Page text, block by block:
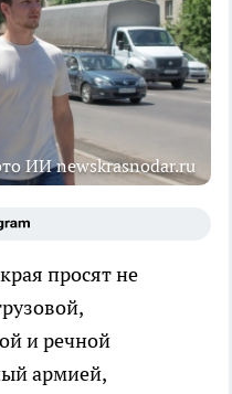
ИИ newskrasnodar.ru
просят не
и речной
армией,